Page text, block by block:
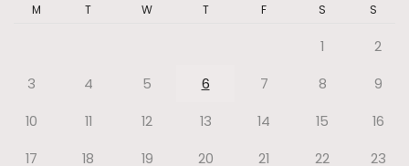
M T W T F S S
1
2
3
4 5 6 7 8
9
10
11 12 13 14 15
16
17
18 19 20 21 22
23